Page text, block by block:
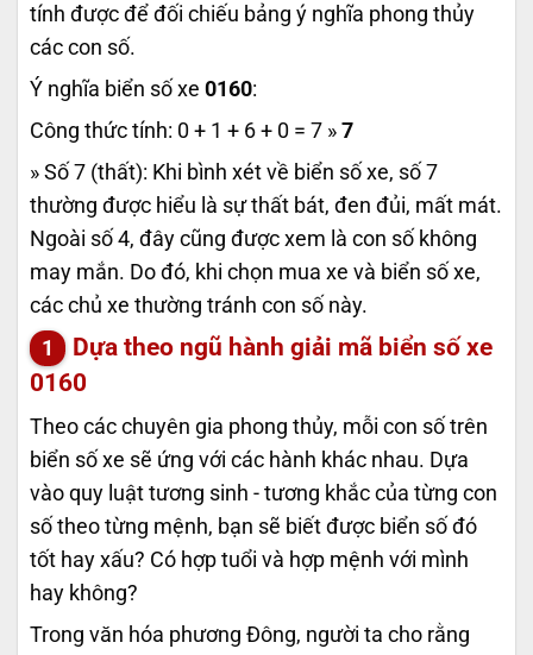
tính được để đối chiếu bảng ý nghĩa phong thủy
các con số.
Ý nghĩa biển số xe 0160:
Công thức tính: 0 + 1 + 6 + 0 = 7 » 7
» Số 7 (thất): Khi bình xét về biển số xe, số 7
thường được hiểu là sự thất bát, đen đủi, mất mát.
Ngoài số 4, đây cũng được xem là con số không
may mắn. Do đó, khi chọn mua xe và biển số xe,
các chủ xe thường tránh con số này.
Dựa theo ngũ hành giải mã biển số xe
0160
Theo các chuyên gia phong thủy, mỗi con số trên
biển số xe sẽ ứng với các hành khác nhau. Dựa
vào quy luật tương sinh - tương khắc của từng con
số theo từng mệnh, bạn sẽ biết được biển số đó
tốt hay xấu? Có hợp tuổi và hợp mệnh với mình
hay không?
Trong văn hóa phương Đông, người ta cho rằng